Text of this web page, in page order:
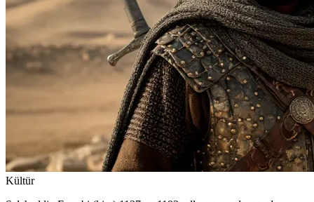
Kültür